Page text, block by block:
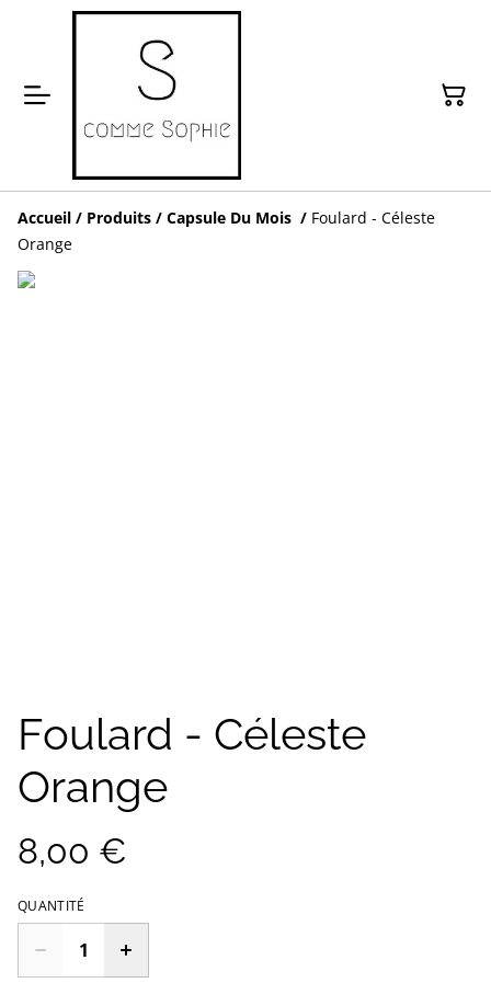
Accueil / Produits / Capsule Du Mois / Foulard - Céleste
Orange
Foulard - Céleste
Orange
8,00 €
QUANTITÉ